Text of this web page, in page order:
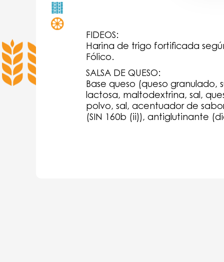
FIDEOS:
Harina de trigo fortificada
Fólico.
SALSA DE QUESO:
Base queso (queso
lactosa, maltodextrina, sal,
polvo, sal, acentuador de
(SIN 160b (ii)), antiglutinante